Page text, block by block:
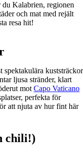
du Kalabrien, regionen
och mat med rejält
resa hit!
spektakulära
ljusa stränder, klart
mot Capo Vaticano
perfekta för
att njuta av hur fint här
chili!)